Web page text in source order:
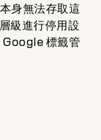
身無法存取這
級進行停用設
Google 標籤管